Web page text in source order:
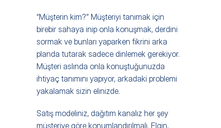
“Müşterin kim?” Müşteriyi tanımak için
birebir sahaya inip onla konuşmak, derdini
sormak ve bunları yaparken fikrini arka
planda tutarak sadece dinlemek gerekiyor.
Müşteri aslında onla konuştuğunuzda
ihtiyaç tanımını yapıyor, arkadaki problemi
yakalamak sizin elinizde.
Satış modeliniz, dağıtım kanalız her şey
müşteriye göre konumlandırılmalı. Elgin,